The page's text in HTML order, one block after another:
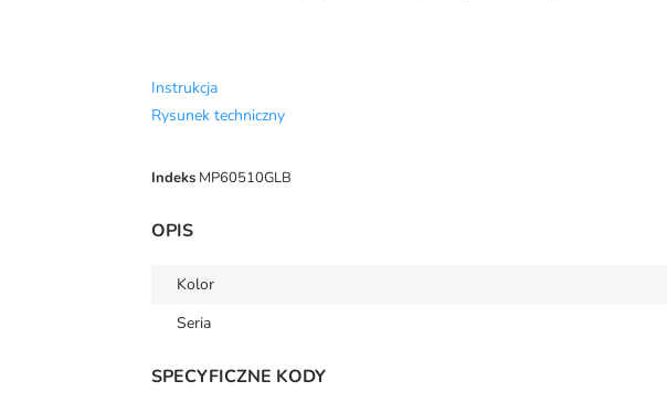
Instrukcja
Rysunek techniczny
Indeks MP60510GLB
OPIS
Kolor
Seria
SPECYFICZNE KODY